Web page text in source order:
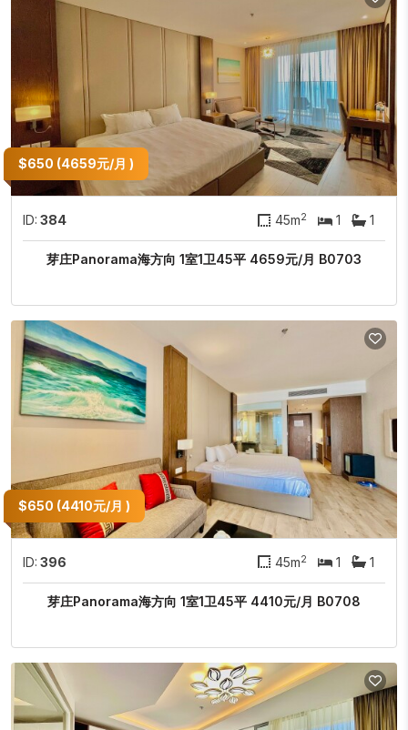
$650 (4659元/月 )
ID: 384 45m2 1 1
芽庄Panorama海方向 1室1卫45平 4659元/月 B0703
$650 (4410元/月 )
ID: 396 45m2 1 1
芽庄Panorama海方向 1室1卫45平 4410元/月 B0708